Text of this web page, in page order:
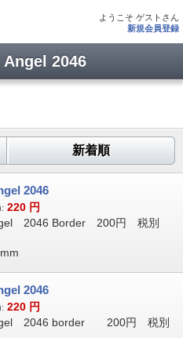
ようこそ ゲストさん
新規会員登録
2046
新着順
2046
220 円
2046 Border 200円 税別
2046
220 円
2046 border 200円 税別